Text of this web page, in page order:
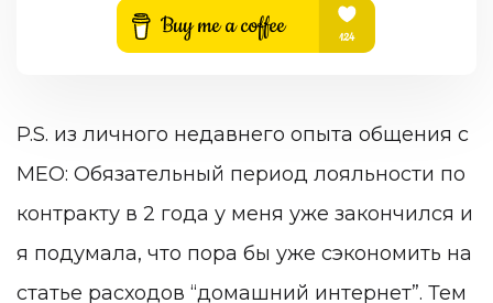
P.S. из личного недавнего опыта общения с
MEO: Обязательный период лояльности по
контракту в 2 года у меня уже закончился и
я подумала, что пора бы уже сэкономить на
статье расходов “домашний интернет”. Тем